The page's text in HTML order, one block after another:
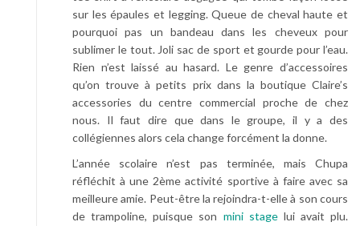
sur les épaules et legging. Queue de cheval haute et
pourquoi pas un bandeau dans les cheveux pour
sublimer le tout. Joli sac de sport et gourde pour l’eau.
Rien n’est laissé au hasard. Le genre d’accessoires
qu’on trouve à petits prix dans la boutique Claire’s
accessories du centre commercial proche de chez
nous. Il faut dire que dans le groupe, il y a des
collégiennes alors cela change forcément la donne.
L’année scolaire n’est pas terminée, mais Chupa
réfléchit à une 2ème activité sportive à faire avec sa
meilleure amie. Peut-être la rejoindra-t-elle à son cours
de trampoline, puisque son mini stagelui avait plu.